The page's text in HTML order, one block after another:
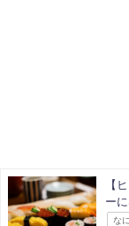
【
ー
な